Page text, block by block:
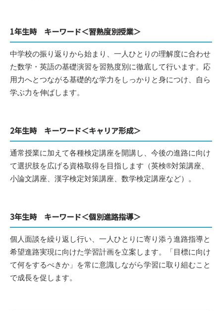
1年生時 キーワード＜習熟度別授業＞
中学校の振り返りから始まり、一人ひとりの理解度に合わせ
た数学・英語の基礎演習を習熟度別に徹底して行います。応
用力へとつながる基礎的な学力をしっかりと身につけ、自ら
学ぶ力を伸ばします。
2年生時 キーワード＜キャリア形成＞
通常授業に加えて各種検定講座を開講し、今後の進路に向け
て選択肢を広げる資格取得を目指します（英検®対策講座、
小論文講座、漢字検定対策講座、数学検定講座など）。
3年生時 キーワード＜個別進路指導＞
個人面談を繰り返し行い、一人ひとりに寄り添う進路指導と
希望進路実現に向けた学習計画を立案します。「目標に向け
て何をするべきか」を常に意識しながら学習に取り組むこと
で成長を促します。